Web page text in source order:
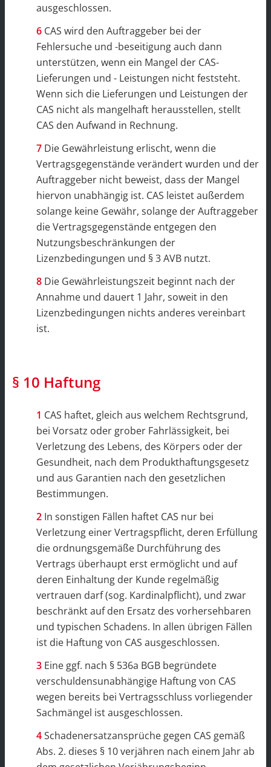
ausgeschlossen.
CAS wird den Auftraggeber bei der
Fehlersuche und -beseitigung auch dann
unterstützen, wenn ein Mangel der CAS-
Lieferungen und - Leistungen nicht feststeht.
Wenn sich die Lieferungen und Leistungen der
CAS nicht als mangelhaft herausstellen, stellt
CAS den Aufwand in Rechnung.
Die Gewährleistung erlischt, wenn die
Vertragsgegenstände verändert wurden und der
Auftraggeber nicht beweist, dass der Mangel
hiervon unabhängig ist. CAS leistet außerdem
solange keine Gewähr, solange der Auftraggeber
die Vertragsgegenstände entgegen den
Nutzungsbeschränkungen der
Lizenzbedingungen und § 3 AVB nutzt.
Die Gewährleistungszeit beginnt nach der
Annahme und dauert 1 Jahr, soweit in den
Lizenzbedingungen nichts anderes vereinbart
ist.
§ 10 Haftung
CAS haftet, gleich aus welchem Rechtsgrund,
bei Vorsatz oder grober Fahrlässigkeit, bei
Verletzung des Lebens, des Körpers oder der
Gesundheit, nach dem Produkthaftungsgesetz
und aus Garantien nach den gesetzlichen
Bestimmungen.
In sonstigen Fällen haftet CAS nur bei
Verletzung einer Vertragspflicht, deren Erfüllung
die ordnungsgemäße Durchführung des
Vertrags überhaupt erst ermöglicht und auf
deren Einhaltung der Kunde regelmäßig
vertrauen darf (sog. Kardinalpflicht), und zwar
beschränkt auf den Ersatz des vorhersehbaren
und typischen Schadens. In allen übrigen Fällen
ist die Haftung von CAS ausgeschlossen.
Eine ggf. nach § 536a BGB begründete
verschuldensunabhängige Haftung von CAS
wegen bereits bei Vertragsschluss vorliegender
Sachmängel ist ausgeschlossen.
Schadenersatzansprüche gegen CAS gemäß
Abs. 2. dieses § 10 verjähren nach einem Jahr ab